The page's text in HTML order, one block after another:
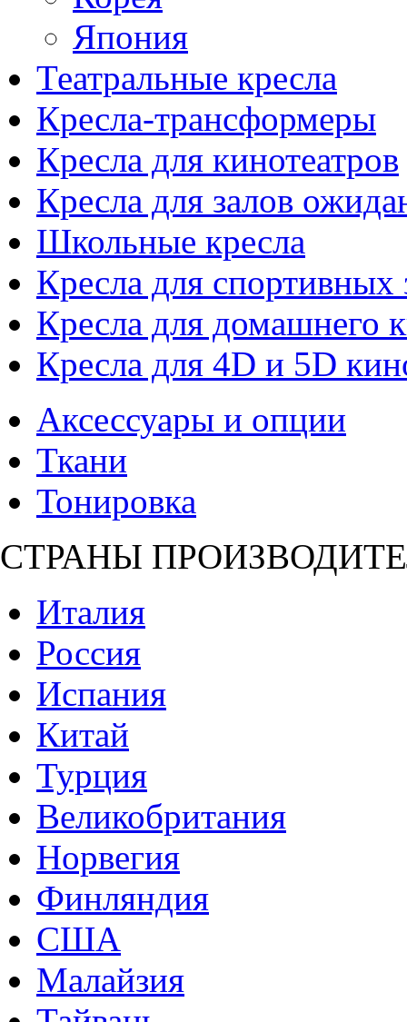
Япония
Театральные кресла
Кресла-трансформеры
Кресла для кинотеатров
Кресла для залов
Школьные кресла
Кресла для спортивных
Кресла для домашнего
Кресла для 4D и 5D
Аксессуары и опции
Ткани
Тонировка
СТРАНЫ
Италия
Россия
Испания
Китай
Турция
Великобритания
Норвегия
Финляндия
США
Малайзия